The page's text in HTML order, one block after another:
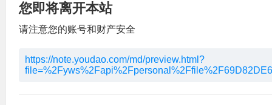
您即将离开本站
请注意您的账号和财产安全
https://note.youdao.com/md/preview.html?